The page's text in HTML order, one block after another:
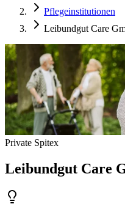
Pflegeinstitutionen
Leibundgut Care
Private Spitex
Leibundgut Care